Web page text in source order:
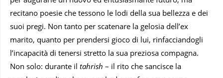
recitano poesie che tessono le lodi della sua bellezza e dei
suoi pregi. Non tanto per scatenare la gelosia dell’ex
marito, quanto per prendersi gioco di lui, rinfacciandogli
l’incapacità di tenersi stretto la sua preziosa compagna.
Non solo: durante il tahrish – il rito che sancisce la